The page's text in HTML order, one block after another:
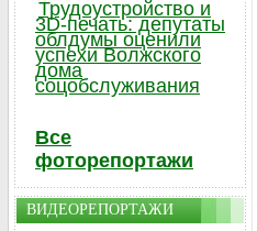
Трудоустройство и
3D-печать: депутаты
облдумы оценили
успехи Волжского
дома
соцобслуживания
Все
фоторепортажи
ВИДЕОРЕПОРТАЖИ